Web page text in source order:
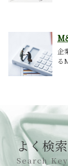
企
る
よく検
Search